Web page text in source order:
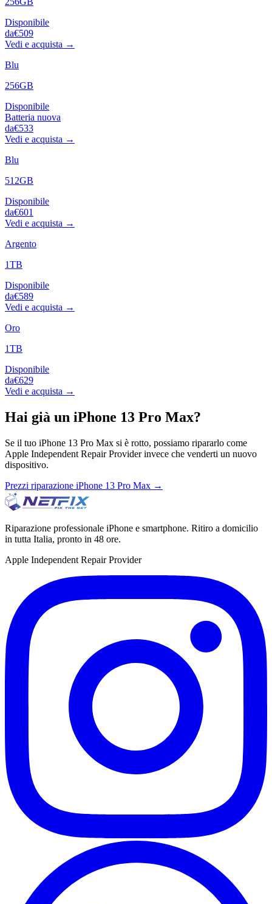
Disponibile
da€509
Vedi e acquista →
Blu
256GB
Disponibile
Batteria nuova
da€533
Vedi e acquista →
Blu
512GB
Disponibile
da€601
Vedi e acquista →
Argento
1TB
Disponibile
da€589
Vedi e acquista →
Oro
1TB
Disponibile
da€629
Vedi e acquista →
Hai già un iPhone 13 Pro Max?
Se il tuo iPhone 13 Pro Max si è rotto, possiamo ripararlo come
Apple Independent Repair Provider invece che venderti un nuovo
dispositivo.
Prezzi riparazione iPhone 13 Pro Max →
Riparazione professionale iPhone e smartphone. Ritiro a domicilio
in tutta Italia, pronto in 48 ore.
Apple Independent Repair Provider